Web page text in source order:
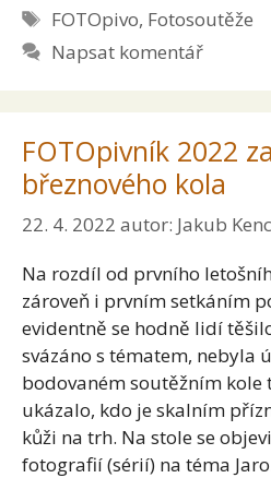
Štítky
FOTOpivo, Fotosoutěže
Napsat komentář
FOTOpivník 2022
březnového kola
22. 4. 2022 autor: Jakub
Na rozdíl od prvního
zároveň i prvním setkáním
evidentně se hodně lidí
svázáno s tématem, nebyla
bodovaném soutěžním kole
ukázalo, kdo je skalním
kůži na trh. Na stole se
fotografií (sérií) na téma